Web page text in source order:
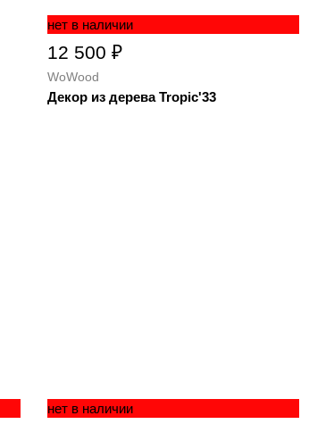
нет в наличии
12 500 ₽
WoWood
Декор из дерева Tropic'33
нет в наличии